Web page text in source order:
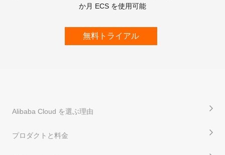
か月 ECS を使用可能
無料トライアル
Alibaba Cloud を選ぶ理由
プロダクトと料金